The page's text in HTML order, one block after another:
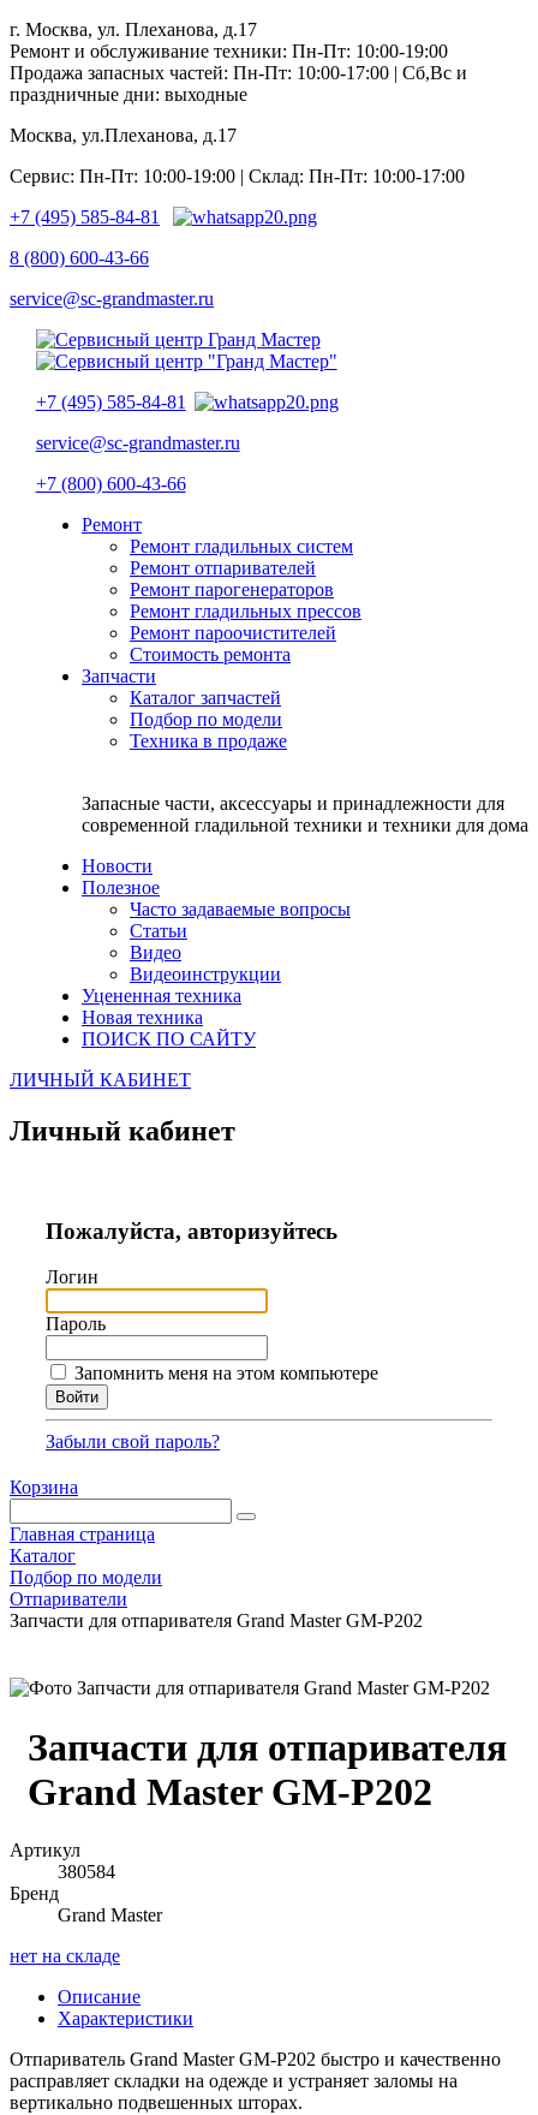
г. Москва, ул. Плеханова, д.17
Ремонт и обслуживание техники: Пн-Пт: 10:00-19:00
Продажа запасных частей: Пн-Пт: 10:00-17:00 | Сб,Вс и
праздничные дни: выходные
Москва, ул.Плеханова, д.17
Сервис: Пн-Пт: 10:00-19:00 | Склад: Пн-Пт: 10:00-17:00
+7 (495) 585-84-81
8 (800) 600-43-66
service@sc-grandmaster.ru
+7 (495) 585-84-81
service@sc-grandmaster.ru
+7 (800) 600-43-66
Ремонт
Ремонт гладильных систем
Ремонт отпаривателей
Ремонт парогенераторов
Ремонт гладильных прессов
Ремонт пароочистителей
Стоимость ремонта
Запчасти
Каталог запчастей
Подбор по модели
Техника в продаже
Запасные части, аксессуары и принадлежности для
современной гладильной техники и техники для дома
Новости
Полезное
Часто задаваемые вопросы
Статьи
Видео
Видеоинструкции
Уцененная техника
Новая техника
ПОИСК ПО САЙТУ
ЛИЧНЫЙ КАБИНЕТ
Личный кабинет
Пожалуйста, авторизуйтесь
Логин
Пароль
Запомнить меня на этом компьютере
Забыли свой пароль?
Корзина
Главная страница
Каталог
Подбор по модели
Отпариватели
Запчасти для отпаривателя Grand Master GM-P202
Запчасти для отпаривателя
Grand Master GM-P202
Артикул
380584
Бренд
Grand Master
нет на складе
Описание
Характеристики
Отпариватель Grand Master GM-P202 быстро и качественно
расправляет складки на одежде и устраняет заломы на
вертикально подвешенных шторах.